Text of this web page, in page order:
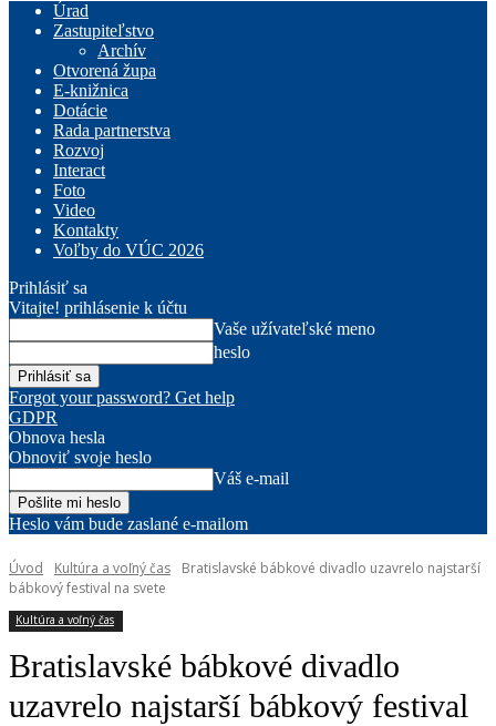
Úrad
Zastupiteľstvo
Archív
Otvorená župa
E-knižnica
Dotácie
Rada partnerstva
Rozvoj
Interact
Foto
Video
Kontakty
Voľby do VÚC 2026
Prihlásiť sa
Vitajte! prihlásenie k účtu
Vaše užívateľské meno
heslo
Forgot your password? Get help
GDPR
Obnova hesla
Obnoviť svoje heslo
Váš e-mail
Heslo vám bude zaslané e-mailom
Úvod Kultúra a voľný čas
Bratislavské bábkové divadlo uzavrelo najstarší
bábkový festival na svete
Kultúra a voľný čas
Bratislavské bábkové divadlo
uzavrelo najstarší bábkový festival